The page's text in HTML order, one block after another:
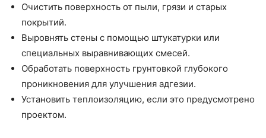
Очистить поверхность от пыли, грязи и старых
покрытий.
Выровнять стены с помощью штукатурки или
специальных выравнивающих смесей.
Обработать поверхность грунтовкой глубокого
проникновения для улучшения адгезии.
Установить теплоизоляцию, если это предусмотрено
проектом.